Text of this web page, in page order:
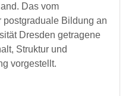
Das vom
postgraduale Bildung an
Dresden getragene
Struktur und
vorgestellt.